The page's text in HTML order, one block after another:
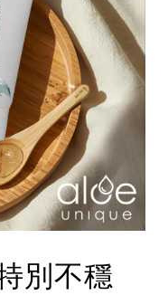
別不穩